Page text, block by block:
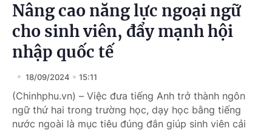
Nâng cao năng lực ngoại ngữ
cho sinh viên, đẩy mạnh hội
nhập quốc tế
18/09/2024 15:11
(Chinhphu.vn) – Việc đưa tiếng Anh trở thành ngôn
ngữ thứ hai trong trường học, dạy học bằng tiếng
nước ngoài là mục tiêu đúng đắn giúp sinh viên cải